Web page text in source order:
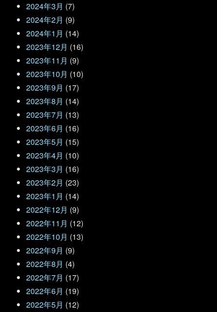
2024年3月 (7)
2024年2月 (9)
2024年1月 (14)
2023年12月 (16)
2023年11月 (9)
2023年10月 (10)
2023年9月 (17)
2023年8月 (14)
2023年7月 (13)
2023年6月 (16)
2023年5月 (15)
2023年4月 (10)
2023年3月 (16)
2023年2月 (23)
2023年1月 (14)
2022年12月 (9)
2022年11月 (12)
2022年10月 (13)
2022年9月 (9)
2022年8月 (4)
2022年7月 (17)
2022年6月 (19)
2022年5月 (12)